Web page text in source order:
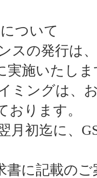
ついて
スの発行は
実施いたし
ミングは、
おります。
月初迄に、
書に記載の